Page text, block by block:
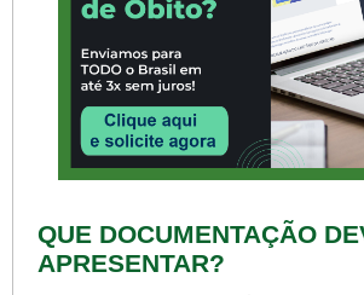
QUE DOCUMENTAÇÃO
APRESENTAR?